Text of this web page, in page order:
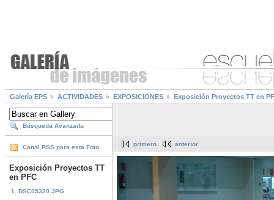
Galería EPS ACTIVIDADES EXPOSICIONES Exposición Proyectos TT en
Búsqueda Avanzada
Canal RSS para esta Foto
Exposición Proyectos TT
en PFC
1. DSC05320.JPG
primero anterior